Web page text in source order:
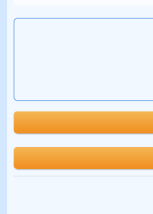
2023尹姓男宝宝如意吉祥的
尹姓男宝宝如意吉祥的名字，可